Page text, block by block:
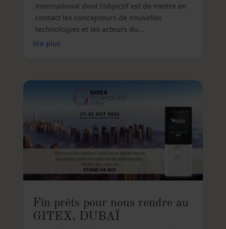
international dont l’objectif est de mettre en
contact les concepteurs de nouvelles
technologies et les acteurs du...
lire plus
Fin prêts pour nous rendre au
GITEX, DUBAÏ